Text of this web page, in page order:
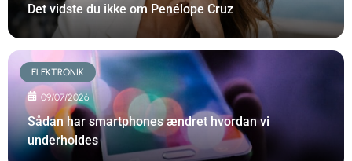
Det vidste du ikke om Penélope Cruz
ELEKTRONIK
09/07/2026
Sådan har smartphones ændret hvordan vi
underholdes